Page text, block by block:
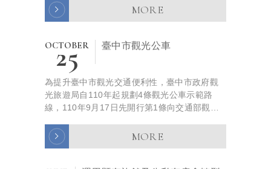
及新竹市，每月薪資新臺 幣三萬三千元...
MORE
OCTOBER
25 臺中市觀光公車
為提升臺中市觀光交通便利性，臺中市政府觀
光旅遊局自110年起規劃4條觀光公車示範路
線，110年9月17日先開行第1條向交通部觀光
景點接駁...
MORE